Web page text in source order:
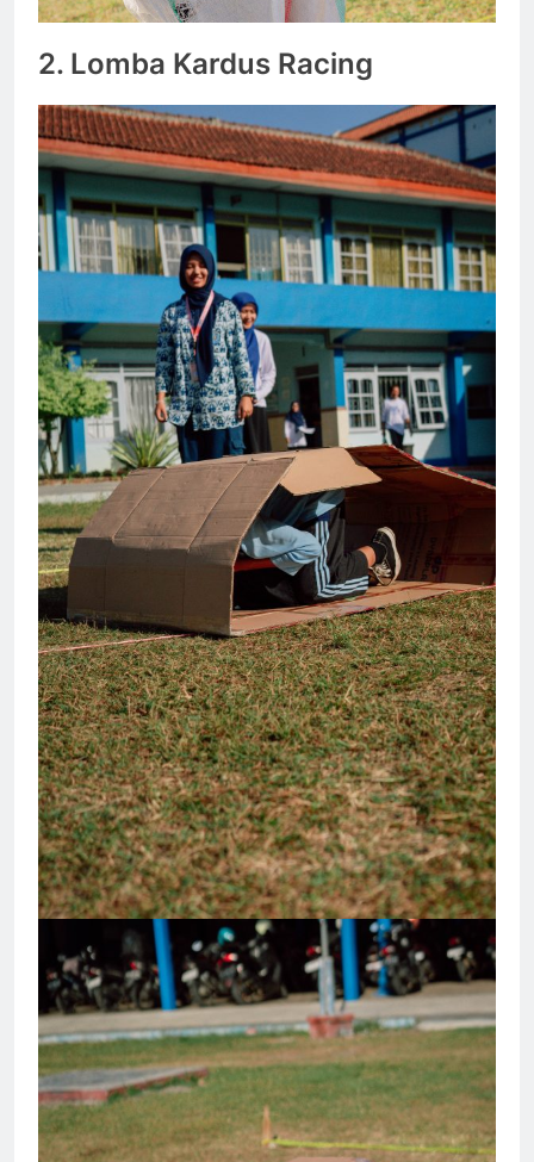
2. Lomba Kardus Racing